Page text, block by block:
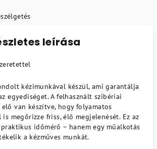
leírása
kézimunkával készül, ami garantálja
egyediséget. A felhasznált szibériai
van készítve, hogy folyamatos
megőrizze friss, élő megjelenését. Ez az
időmérő – hanem egy műalkotás
a kézműves munkát.